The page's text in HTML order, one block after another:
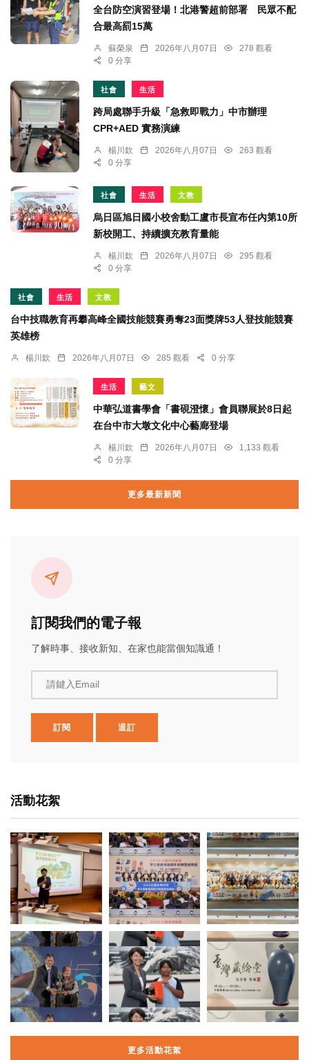
全台防空演習登場！北港警超前部署 民眾不配
合最高罰15萬
蘇榮泉 2026年八月07日
278 觀看
0 分享
社會 生活
跨局處聯手升級「急救即戰力」中市辦理
CPR+AED 實務演練
楊川欽 2026年八月07日
263 觀看
0 分享
社會 生活 文教
烏日區旭日國小校舍動工盧市長宣布任內第10所
新校開工、持續擴充教育量能
楊川欽 2026年八月07日
295 觀看
0 分享
社會 生活 文教
台中技職教育再攀高峰全國技能競賽勇奪23面獎牌53人登技能競賽
英雄榜
楊川欽 2026年八月07日 285 觀看 0 分享
生活 藝文
中華弘道書學會「書硯澄懷」會員聯展於8日起
在台中市大墩文化中心藝廊登場
楊川欽 2026年八月07日
1,133 觀看
0 分享
更多最新新聞
訂閱我們的電子報
了解時事、接收新知、在家也能當個知識通！
請鍵入Email
訂閱 退訂
活動花絮
更多活動花絮